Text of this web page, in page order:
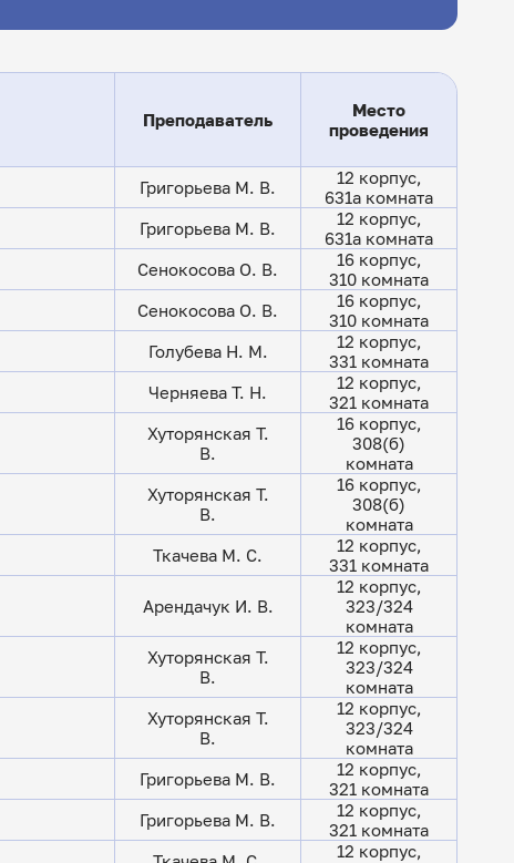
Преподаватель
Место
проведения
Григорьева М. В.
12 корпус,
631а комната
Григорьева М. В.
12 корпус,
631а комната
Сенокосова О. В.
16 корпус,
310 комната
Сенокосова О. В.
16 корпус,
310 комната
Голубева Н. М.
12 корпус,
331 комната
Черняева Т. Н.
12 корпус,
321 комната
Хуторянская Т.
В.
16 корпус,
308(б)
комната
Хуторянская Т.
В.
16 корпус,
308(б)
комната
Ткачева М. С.
12 корпус,
331 комната
Арендачук И. В.
12 корпус,
323/324
комната
Хуторянская Т.
В.
12 корпус,
323/324
комната
Хуторянская Т.
В.
12 корпус,
323/324
комната
Григорьева М. В.
12 корпус,
321 комната
Григорьева М. В.
12 корпус,
321 комната
12 корпус,